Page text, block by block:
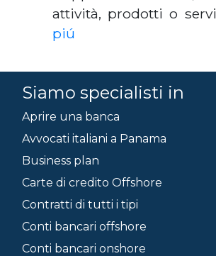
attività, prodotti o
piú
Siamo specialisti in
Aprire una banca
Avvocati italiani a Panama
Business plan
Carte di credito Offshore
Contratti di tutti i tipi
Conti bancari offshore
Conti bancari onshore